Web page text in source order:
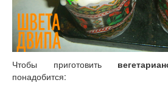
Чтобы приготовить
понадобится: